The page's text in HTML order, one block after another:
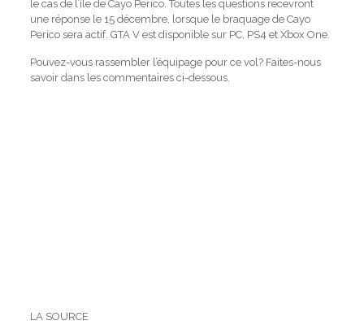
le cas de l’île de Cayo Perico. Toutes les questions recevront
une réponse le 15 décembre, lorsque le braquage de Cayo
Perico sera actif. GTA V est disponible sur PC, PS4 et Xbox One.
Pouvez-vous rassembler l’équipage pour ce vol? Faites-nous
savoir dans les commentaires ci-dessous.
LA SOURCE